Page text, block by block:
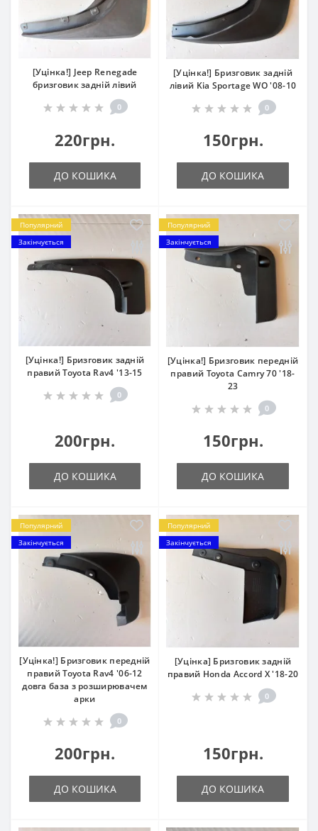
[Уцінка!] Jeep Renegade
бризговик задній лівий
0
220грн.
ДО КОШИКА
[Уцінка!] Бризговик задній
лівий Kia Sportage WO '08-10
0
150грн.
ДО КОШИКА
Популярний
Закінчується
[Уцінка!] Бризговик задній
правий Toyota Rav4 '13-15
0
200грн.
ДО КОШИКА
Популярний
Закінчується
[Уцінка!] Бризговик передній
правий Toyota Camry 70 '18-
23
0
150грн.
ДО КОШИКА
Популярний
Закінчується
[Уцінка!] Бризговик передній
правий Toyota Rav4 '06-12
довга база з розширювачем
арки
0
200грн.
ДО КОШИКА
Популярний
Закінчується
[Уцінка] Бризговик задній
правий Honda Accord X '18-20
0
150грн.
ДО КОШИКА